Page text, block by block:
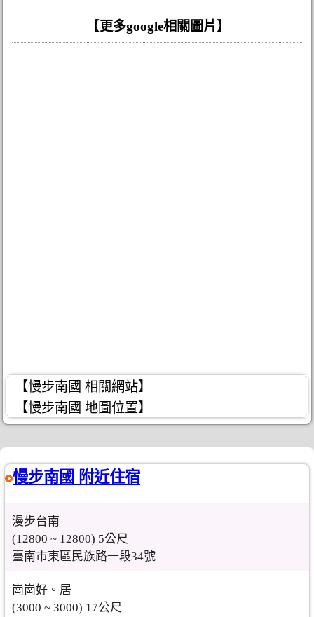
【更多google相關圖片 】
【慢步南國 相關網站】
【慢步南國 地圖位置】
慢步南國 附近住宿
漫步台南
(12800 ~ 12800) 5公尺
臺南市東區民族路一段34號
崗崗好。居
(3000 ~ 3000) 17公尺